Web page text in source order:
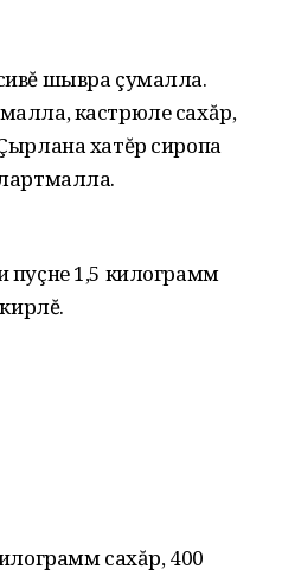
шывра çумалла.
кастрюле сахăр,
хатĕр сиропа
пуçне 1,5 килограмм
сахăр, 400